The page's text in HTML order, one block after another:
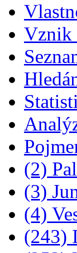
Vznik
(2)
(3)
(4)
(243)